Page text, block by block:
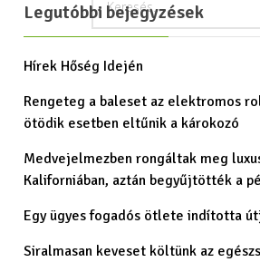
Legutóbbi bejegyzések
Hírek Hőség Idején
Rengeteg a baleset az elektromos
ötödik esetben eltűnik a károkozó
Medvejelmezben rongáltak meg
Kaliforniában, aztán begyűjtötték a
Egy ügyes fogadós ötlete indította
Siralmasan keveset költünk az